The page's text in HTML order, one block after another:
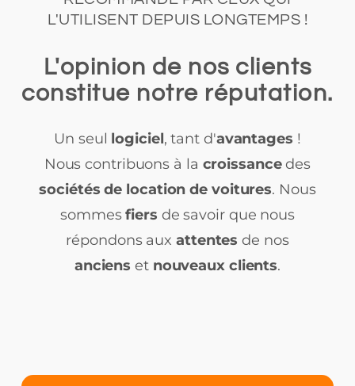
L'UTILISENT DEPUIS LONGTEMPS !
L'opinion de nos clients
constitue notre réputation.
Un seul logiciel, tant d'avantages !
Nous contribuons à la croissancedes
sociétés de location de voitures. Nous
sommesfiers de savoir que nous
répondons auxattentes de nos
anciens et nouveaux clients.